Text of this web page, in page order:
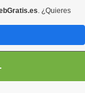
. ¿Quieres